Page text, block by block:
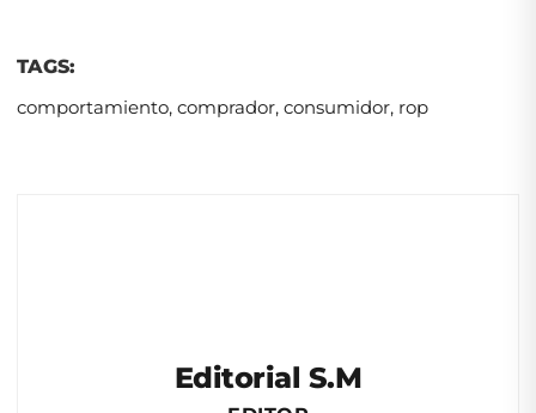
TAGS:
comportamiento, comprador, consumidor, rop
Editorial S.M